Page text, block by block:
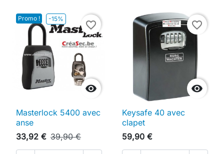
Promo ! -15%

favorite_border
Masterlock 5400 avec
anse
33,92 € 39,90 €

favorite_border
Keysafe 40 avec
clapet
59,90 €